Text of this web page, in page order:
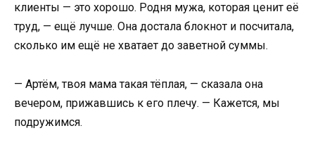
клиенты — это хорошо. Родня мужа, которая ценит её
труд, — ещё лучше. Она достала блокнот и посчитала,
сколько им ещё не хватает до заветной суммы.
— Артём, твоя мама такая тёплая, — сказала она
вечером, прижавшись к его плечу. — Кажется, мы
подружимся.